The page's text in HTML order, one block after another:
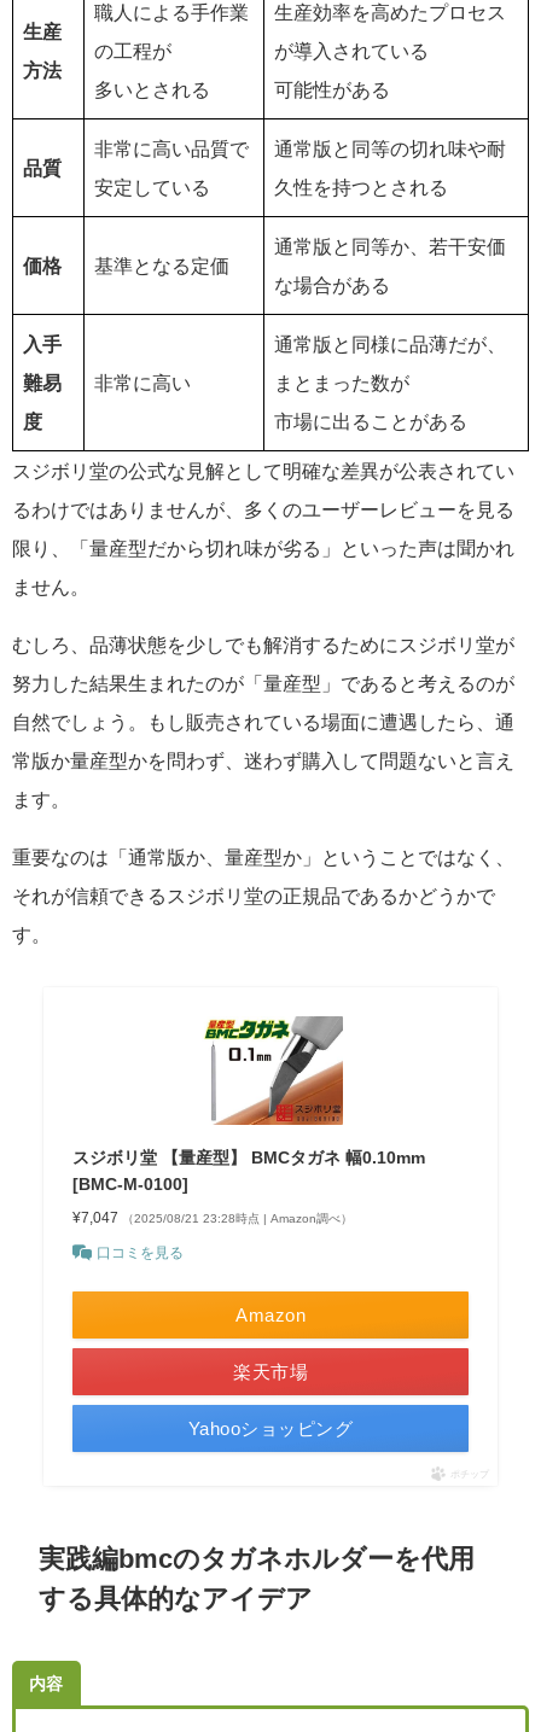
生産
方法
職人による手作業
の工程が
多いとされる
生産効率を高めたプロセス
が導入されている
可能性がある
品質
非常に高い品質で
安定している
通常版と同等の切れ味や耐
久性を持つとされる
価格 基準となる定価
通常版と同等か、若干安価
な場合がある
入手
難易
度
非常に高い
通常版と同様に品薄だが、
まとまった数が
市場に出ることがある
スジボリ堂の公式な見解として明確な差異が公表されてい
るわけではありませんが、多くのユーザーレビューを見る
限り、「量産型だから切れ味が劣る」といった声は聞かれ
ません。
むしろ、品薄状態を少しでも解消するためにスジボリ堂が
努力した結果生まれたのが「量産型」であると考えるのが
自然でしょう。もし販売されている場面に遭遇したら、通
常版か量産型かを問わず、迷わず購入して問題ないと言え
ます。
重要なのは「通常版か、量産型か」ということではなく、
それが信頼できるスジボリ堂の正規品であるかどうかで
す。
スジボリ堂 【量産型】 BMCタガネ 幅0.10mm
[BMC-M-0100]
¥7,047 （2025/08/21 23:28時点 | Amazon調べ）
口コミを見る
Amazon
楽天市場
Yahooショッピング
ポチップ
実践編bmcのタガネホルダーを代用
する具体的なアイデア
内容